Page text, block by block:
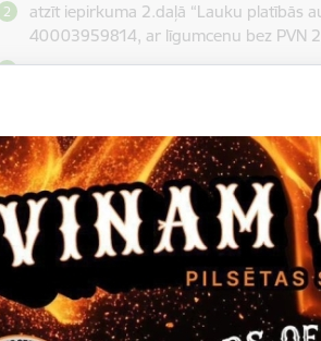
atzīt iepirkuma 2.daļā “Lauku platībās
40003959814, ar līgumcenu bez PVN
atzīt iepirkuma 3.daļā “Segtās platībās
atzīt iepirkuma 4.daļā „Kartupeļi” par
540,00 EUR;
atzīt iepirkuma 5.daļā “Svaigi augļi,
bez PVN 669,50 EUR;
atzīt iepirkuma 6.daļā “Saldētas ogas,
reģ. Nr. 40003959814, ar līgumcenu
atzīt iepirkuma 7.daļā “Piena
bez PVN 3693,50 EUR;